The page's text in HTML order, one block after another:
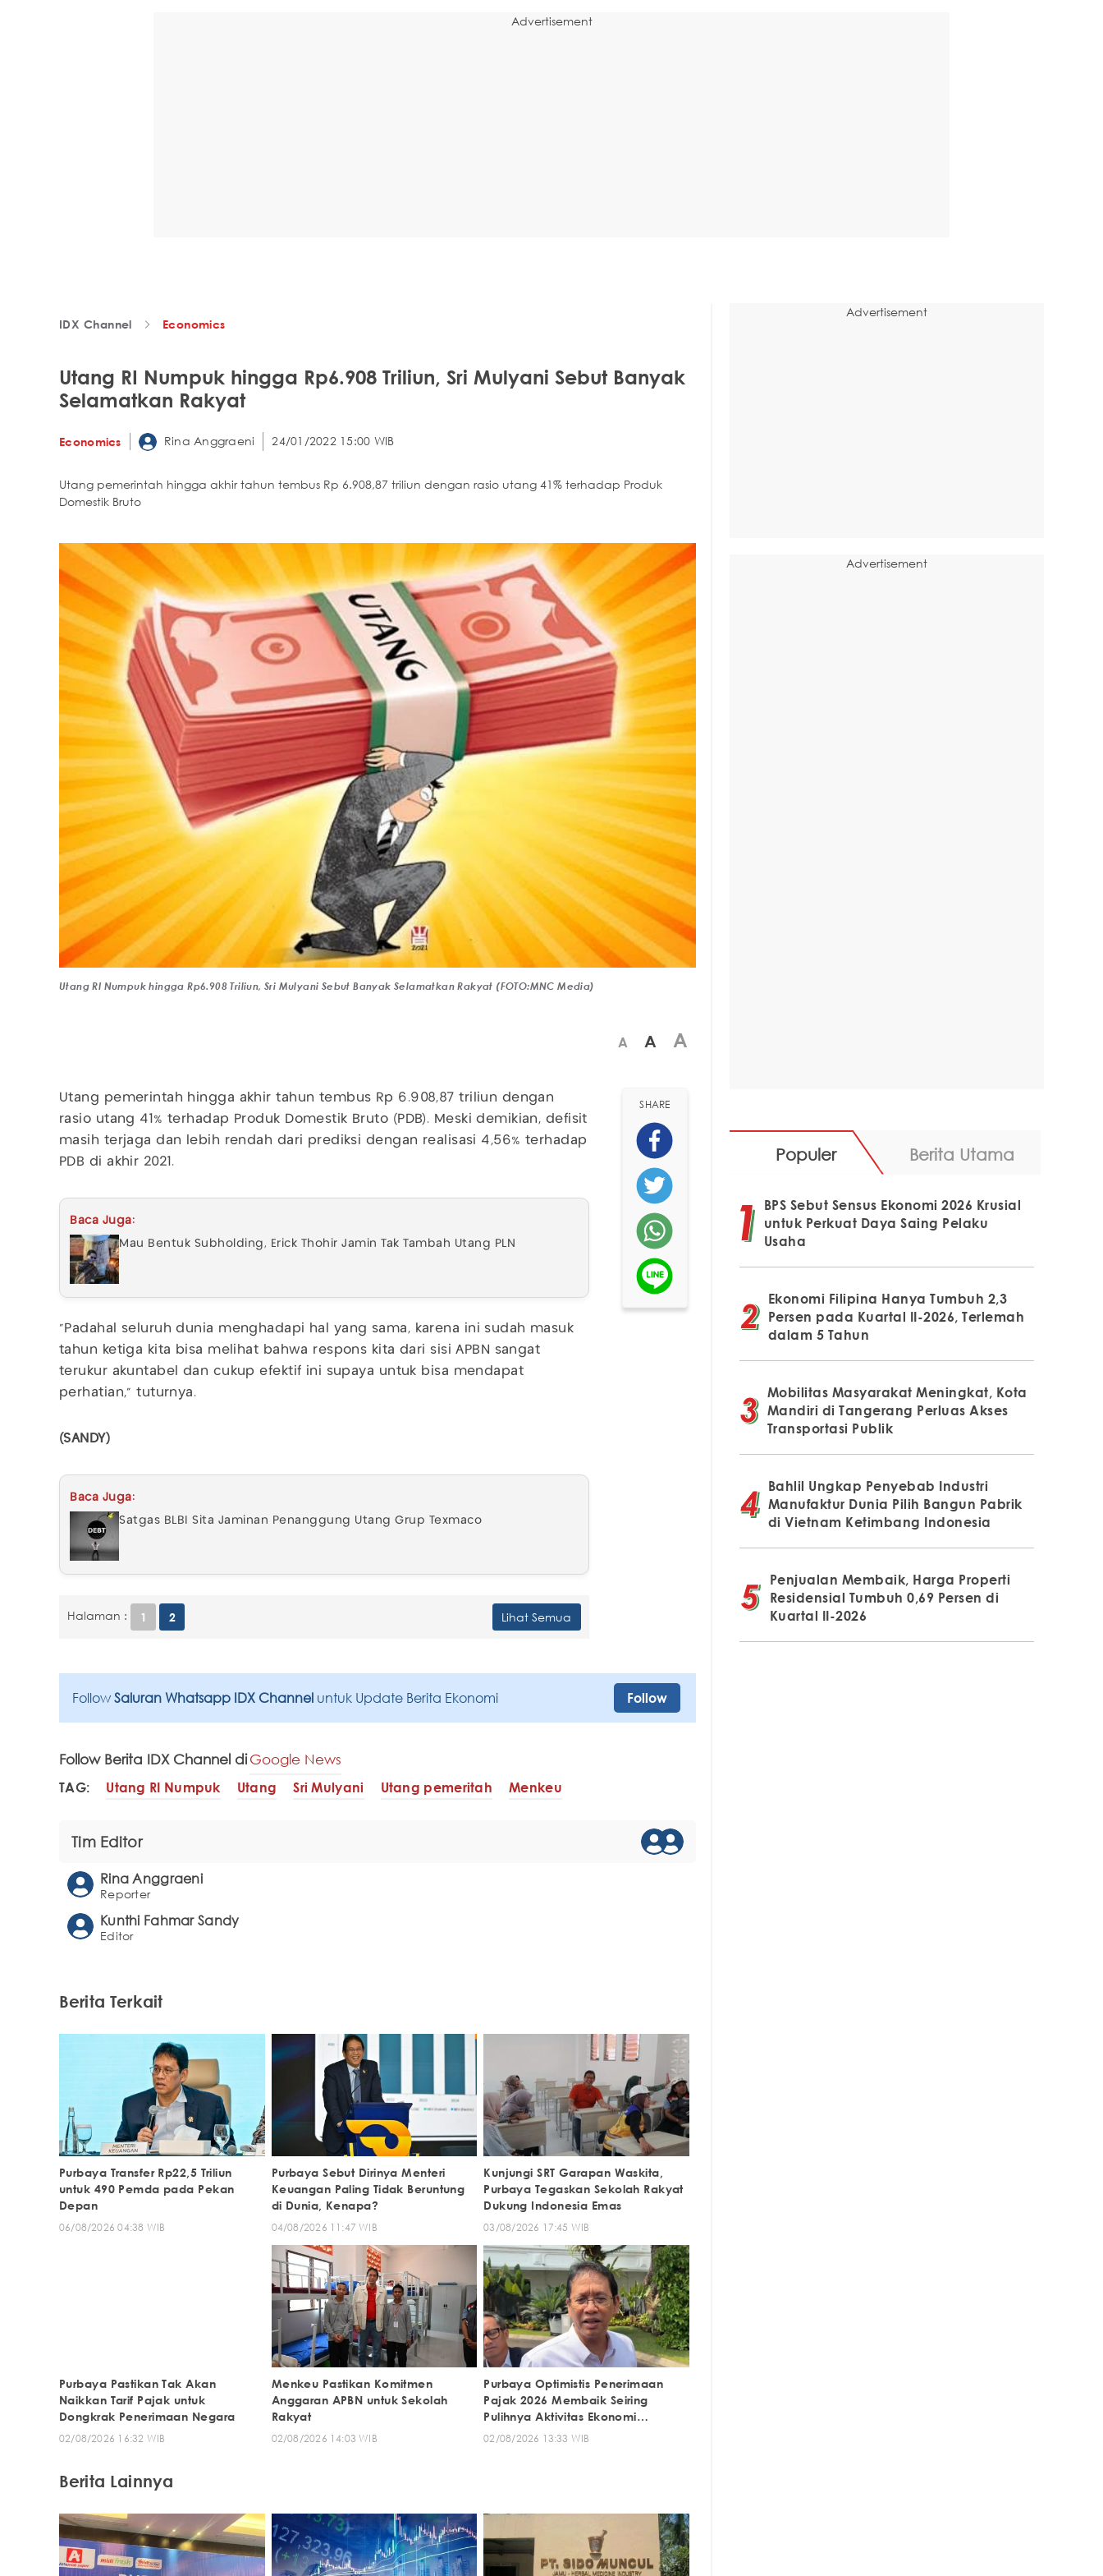
Advertisement
IDX Channel Economics
Utang RI Numpuk hingga Rp6.908 Triliun, Sri Mulyani Sebut Banyak
Selamatkan Rakyat
Economics Rina Anggraeni 24/01/2022 15:00 WIB
Utang pemerintah hingga akhir tahun tembus Rp 6.908,87 triliun dengan rasio utang 41% terhadap Produk
Domestik Bruto
Utang RI Numpuk hingga Rp6.908 Triliun, Sri Mulyani Sebut Banyak Selamatkan Rakyat (FOTO:MNC Media)
A A A
Utang pemerintah hingga akhir tahun tembus Rp 6.908,87 triliun dengan
rasio utang 41% terhadap Produk Domestik Bruto (PDB). Meski demikian, defisit
masih terjaga dan lebih rendah dari prediksi dengan realisasi 4,56% terhadap
PDB di akhir 2021.
Baca Juga:
Mau Bentuk Subholding, Erick Thohir Jamin Tak Tambah Utang PLN
"Padahal seluruh dunia menghadapi hal yang sama, karena ini sudah masuk
tahun ketiga kita bisa melihat bahwa respons kita dari sisi APBN sangat
terukur akuntabel dan cukup efektif ini supaya untuk bisa mendapat
perhatian," tuturnya.
(SANDY)
Baca Juga:
Satgas BLBI Sita Jaminan Penanggung Utang Grup Texmaco
Halaman : 1 2 Lihat Semua
SHARE
Follow Saluran Whatsapp IDX Channel untuk Update Berita Ekonomi Follow
Follow Berita IDX Channel diGoogle News
TAG: Utang RI Numpuk Utang Sri Mulyani Utang pemeritah Menkeu
Tim Editor
Rina Anggraeni
Reporter
Kunthi Fahmar Sandy
Editor
Berita Terkait
Purbaya Transfer Rp22,5 Triliun
untuk 490 Pemda pada Pekan
Depan
06/08/2026 04:38 WIB
Purbaya Sebut Dirinya Menteri
Keuangan Paling Tidak Beruntung
di Dunia, Kenapa?
04/08/2026 11:47 WIB
Kunjungi SRT Garapan Waskita,
Purbaya Tegaskan Sekolah Rakyat
Dukung Indonesia Emas
03/08/2026 17:45 WIB
Purbaya Pastikan Tak Akan
Naikkan Tarif Pajak untuk
Dongkrak Penerimaan Negara
02/08/2026 16:32 WIB
Menkeu Pastikan Komitmen
Anggaran APBN untuk Sekolah
Rakyat
02/08/2026 14:03 WIB
Purbaya Optimistis Penerimaan
Pajak 2026 Membaik Seiring
Pulihnya Aktivitas Ekonomi
Nasional
02/08/2026 13:33 WIB
Berita Lainnya
Advertisement
Advertisement
Populer Berita Utama
BPS Sebut Sensus Ekonomi 2026 Krusial
untuk Perkuat Daya Saing Pelaku
Usaha
Ekonomi Filipina Hanya Tumbuh 2,3
Persen pada Kuartal II-2026, Terlemah
dalam 5 Tahun
Mobilitas Masyarakat Meningkat, Kota
Mandiri di Tangerang Perluas Akses
Transportasi Publik
Bahlil Ungkap Penyebab Industri
Manufaktur Dunia Pilih Bangun Pabrik
di Vietnam Ketimbang Indonesia
Penjualan Membaik, Harga Properti
Residensial Tumbuh 0,69 Persen di
Kuartal II-2026